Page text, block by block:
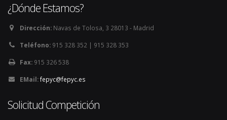
¿Dónde Estamos?
Dirección: Navas de Tolosa, 3 28013 - Madrid
Teléfono: 915 328 352 | 915 328 353
Fax: 915 326 538
EMail:fepyc@fepyc.es
Solicitud Competición